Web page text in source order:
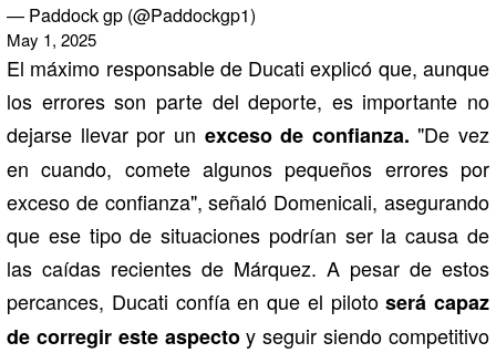
— Paddock gp (@Paddockgp1)
May 1, 2025
El máximo responsable de Ducati explicó que, aunque
los errores son parte del deporte, es importante no
dejarse llevar por un exceso de confianza. "De vez
en cuando, comete algunos pequeños errores por
exceso de confianza", señaló Domenicali, asegurando
que ese tipo de situaciones podrían ser la causa de
las caídas recientes de Márquez. A pesar de estos
percances, Ducati confía en que el pilotoserá capaz
de corregir este aspectoy seguir siendo competitivo